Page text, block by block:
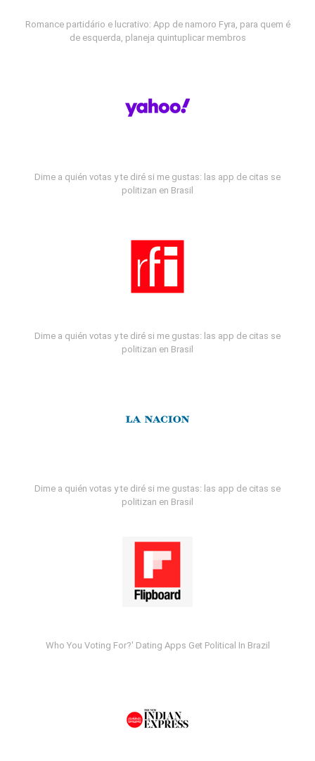
Romance partidário e lucrativo: App de namoro Fyra, para quem é
de esquerda, planeja quintuplicar membros
Dime a quién votas y te diré si me gustas: las app de citas se
politizan en Brasil
Dime a quién votas y te diré si me gustas: las app de citas se
politizan en Brasil
Dime a quién votas y te diré si me gustas: las app de citas se
politizan en Brasil
Who You Voting For?' Dating Apps Get Political In Brazil